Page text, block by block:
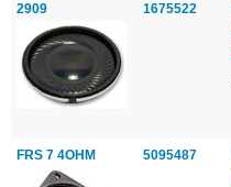
2909 1675522
FRS 7 4OHM 5095487